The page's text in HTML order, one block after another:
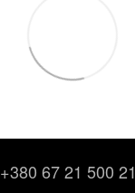
+380 67 21 500 21